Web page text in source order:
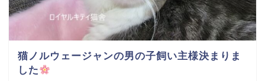
猫ノルウェージャンの男の子飼い主様決まりま
した